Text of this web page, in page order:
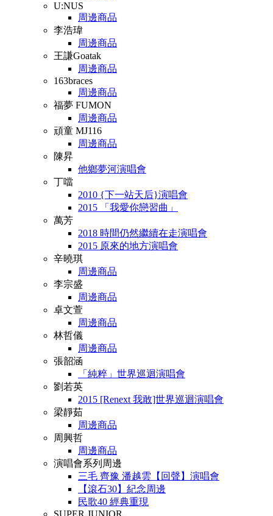
U:NUS
周邊商品
李浩瑋
周邊商品
王謙Goatak
周邊商品
163braces
周邊商品
福夢 FUMON
周邊商品
頑童 MJ116
周邊商品
陳昇
他鄉夢河演唱會
丁噹
2010 {下一站天后}演唱會
2015 「我愛你戀習曲」
萬芳
2018 時間仍然繼續在走演唱會
2015 原來的地方演唱會
辛曉琪
周邊商品
李宗盛
周邊商品
卓文萱
周邊商品
林哲儀
周邊商品
張韶涵
「純粹」世界巡迴演唱會
劉若英
2015 [Renext 我敢]世界巡迴演唱會
梁靜茹
周邊商品
周興哲
周邊商品
演唱會系列周邊
三毛 齊豫 潘越雲【回聲】演唱會
【滾石30】紀念周邊
民歌40 經典重現
SUPER JUNIOR